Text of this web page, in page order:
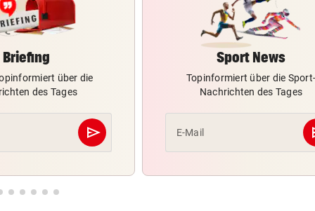
Briefing
über die
des Tages
send
Abschicken
Sport News
Topinformiert über die Sport-
Nachrichten des Tages
E-Mail